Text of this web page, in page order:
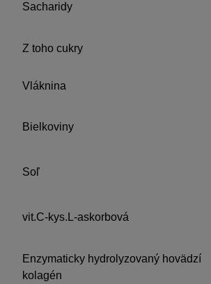
Sacharidy
Z toho cukry
Vláknina
Bielkoviny
Soľ
vit.C-kys.L-askorbová
Enzymaticky hydrolyzovaný hovädzí
kolagén